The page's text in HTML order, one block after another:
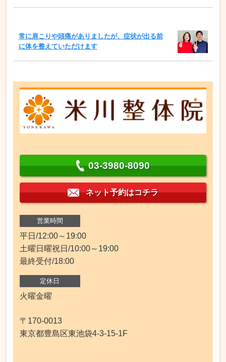
常に肩こりや頭痛がありましたが、症状が出る前
に体を整えていただけます
03-3980-8090
ネット予約はコチラ
営業時間
平日/12:00～19:00
土曜日曜祝日/10:00～19:00
最終受付/18:00
定休日
火曜金曜
〒170-0013
東京都豊島区東池袋4-3-15-1F